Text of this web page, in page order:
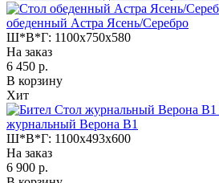
обеденный Астра Ясень/Серебро
Ш*В*Г: 1100x750x580
На заказ
6 450 р.
В корзину
Хит
журнальный Верона В1
Ш*В*Г: 1100x493x600
На заказ
6 900 р.